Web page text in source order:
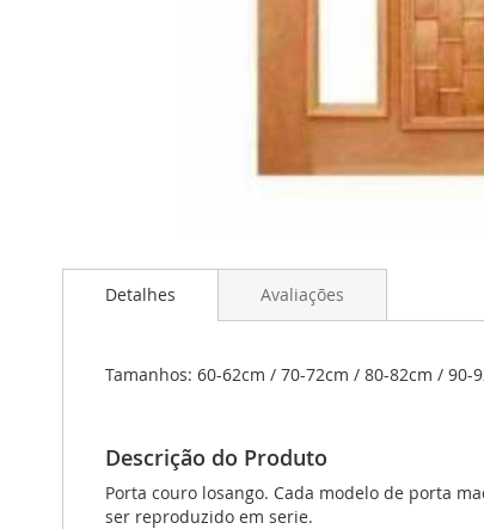
para
Galeria
Detalhes
Tamanhos: 60-62cm / 70-72cm / 80-82cm /
Descrição do Produto
Porta couro losango. Cada modelo de porta
ser reproduzido em serie.
Avaliações